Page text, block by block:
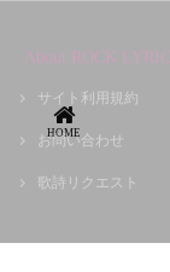
About ROCK LYRIC
サイト利用規約
お問い合わせ
歌詩リクエスト
HOME